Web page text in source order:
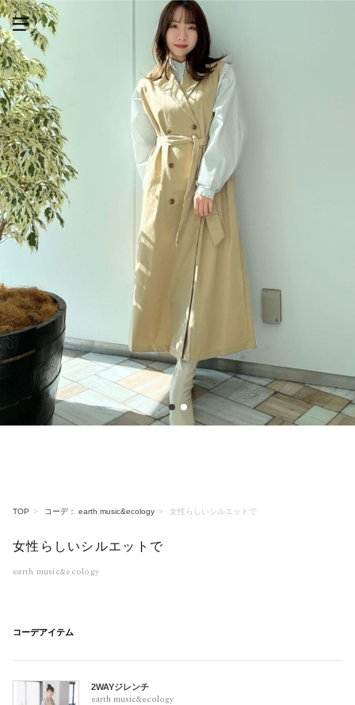
メニューを開く
TOP コーデ： earth music&ecology 女性らしいシルエットで
女性らしいシルエットで
earth music&ecology
コーデアイテム
2WAYジレンチ
earth music&ecology
1